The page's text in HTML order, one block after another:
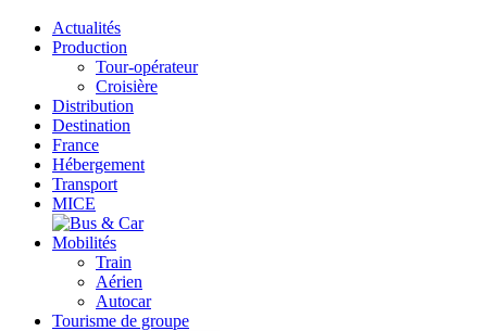
Actualités
Production
Tour-opérateur
Croisière
Distribution
Destination
France
Hébergement
Transport
MICE
Mobilités
Train
Aérien
Autocar
Tourisme de groupe